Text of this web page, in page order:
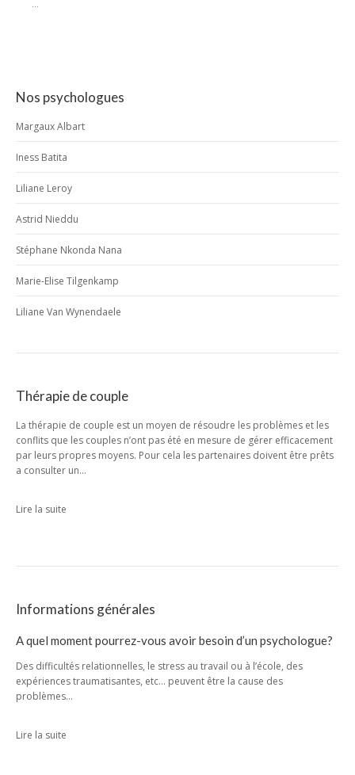
...
Nos psychologues
Margaux Albart
Iness Batita
Liliane Leroy
Astrid Nieddu
Stéphane Nkonda Nana
Marie-Elise Tilgenkamp
Liliane Van Wynendaele
Thérapie de couple
La thérapie de couple est un moyen de résoudre les problèmes et les
conflits que les couples n’ont pas été en mesure de gérer efficacement
par leurs propres moyens. Pour cela les partenaires doivent être prêts
a consulter un…
Lire la suite
Informations générales
A quel moment pourrez-vous avoir besoin d’un psychologue?
Des difficultés relationnelles, le stress au travail ou à l’école, des
expériences traumatisantes, etc… peuvent être la cause des
problèmes…
Lire la suite